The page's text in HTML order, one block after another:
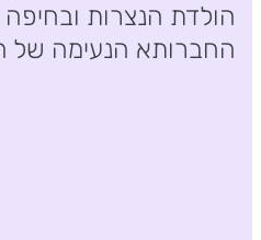
הולדת הנצרות ובחיפה
החברותא הנעימה של